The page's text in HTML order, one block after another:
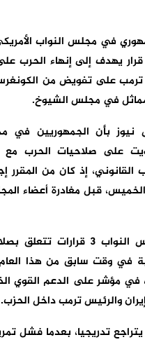
في مجلس النواب
يهدف إلى إنهاء الحرب
ترمب على تفويض من
مماثل في مجلس الشيوخ.
بأن الجمهوريين في
على صلاحيات الحرب
إذ كان من المقرر
قبل مغادرة أعضاء
وسبق أن عرقل مجلس النواب 3
في وقت سابق من هذا
في مؤشر على الدعم القوي
والرئيس ترمب داخل الحزب.
تدريجيا، بعدما فشل